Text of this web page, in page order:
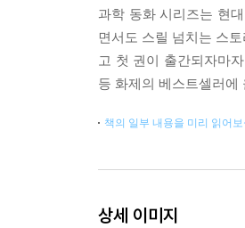
과학 동화 시리즈는 현
면서도 스릴 넘치는 스
고 첫 권이 출간되자마
등 화제의 베스트셀러에
책의 일부 내용을 미리 읽어
상세 이미지